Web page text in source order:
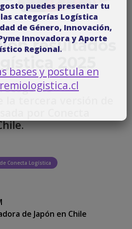
resultados
2025
los
Conecta Logística
de Japón en Chile
puedes presentar tu
categorías Logística
de Género, Innovación,
Innovadora y Aporte
Regional.
bases y postula en